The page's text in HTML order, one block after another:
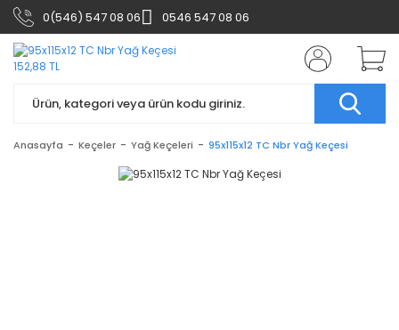
0(546) 547 08 06 0546 547 08 06
Anasayfa Keçeler Yağ Keçeleri 95x115x12 TC Nbr Yağ Keçesi